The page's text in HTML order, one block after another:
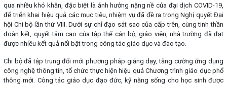
qua nhiều khó khăn, đặc biệt là ảnh hưởng nặng nề của đại dịch COVID-19,
để triển khai hiệu quả các mục tiêu, nhiệm vụ đã đề ra trong Nghị quyết Đại
hội Chi bộ lần thứ VIII. Dưới sự chỉ đạo sát sao của cấp trên, cùng tinh thần
đoàn kết, quyết tâm cao của tập thể cán bộ, giáo viên, nhà trường đã đạt
được nhiều kết quả nổi bật trong công tác giáo dục và đào tạo.
Chi bộ đã tập trung đổi mới phương pháp giảng dạy, tăng cường ứng dụng
công nghệ thông tin, tổ chức thực hiện hiệu quả Chương trình giáo dục phổ
thông mới. Công tác giáo dục đạo đức, kỹ năng sống cho học sinh được